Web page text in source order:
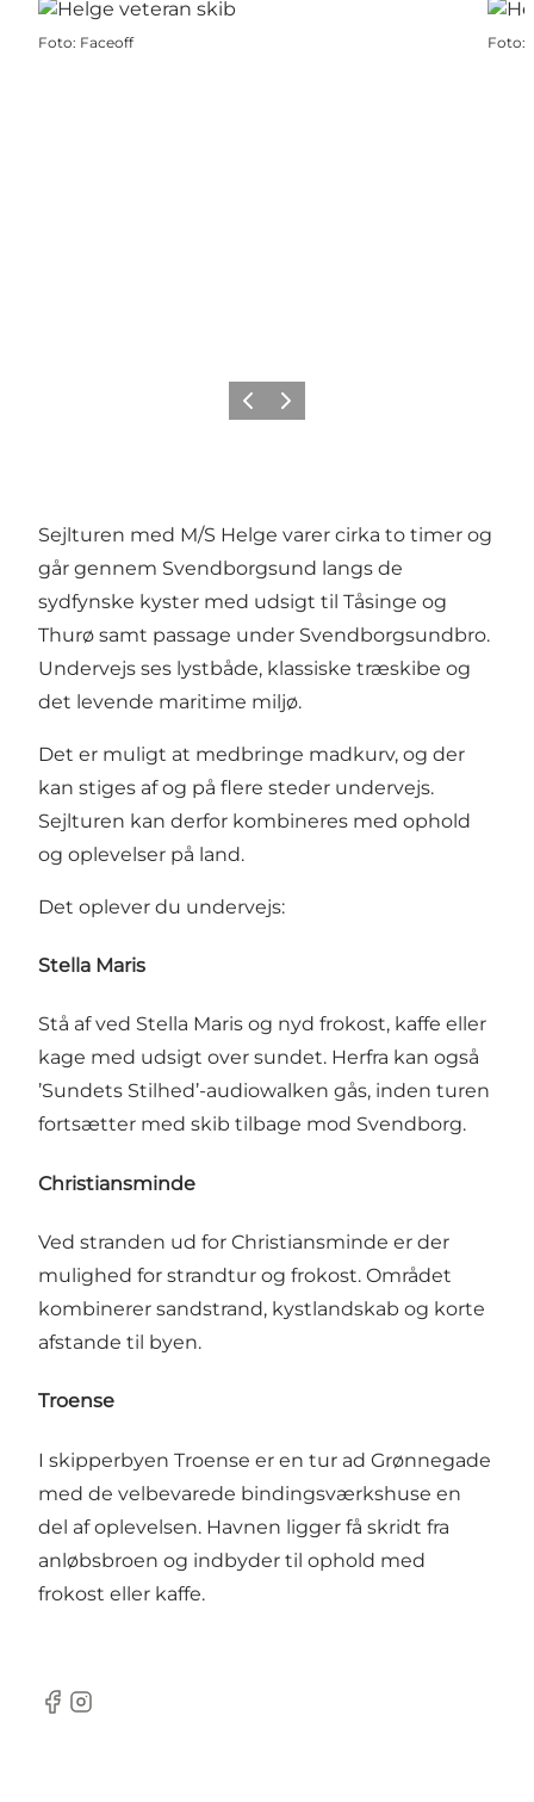
Foto: Faceoff Foto:
Forrige billede
Næste billede
Sejlturen med M/S Helge varer cirka to timer og
går gennem Svendborgsund langs de
sydfynske kyster med udsigt til Tåsinge og
Thurø samt passage under Svendborgsundbro.
Undervejs ses lystbåde, klassiske træskibe og
det levende maritime miljø.
Det er muligt at medbringe madkurv, og der
kan stiges af og på flere steder undervejs.
Sejlturen kan derfor kombineres med ophold
og oplevelser på land.
Det oplever du undervejs:
Stella Maris
Stå af ved Stella Maris og nyd frokost, kaffe eller
kage med udsigt over sundet. Herfra kan også
’Sundets Stilhed’-audiowalken gås, inden turen
fortsætter med skib tilbage mod Svendborg.
Christiansminde
Ved stranden ud for Christiansminde er der
mulighed for strandtur og frokost. Området
kombinerer sandstrand, kystlandskab og korte
afstande til byen.
Troense
I skipperbyen Troense er en tur ad Grønnegade
med de velbevarede bindingsværkshuse en
del af oplevelsen. Havnen ligger få skridt fra
anløbsbroen og indbyder til ophold med
frokost eller kaffe.
Facebook
Instagram